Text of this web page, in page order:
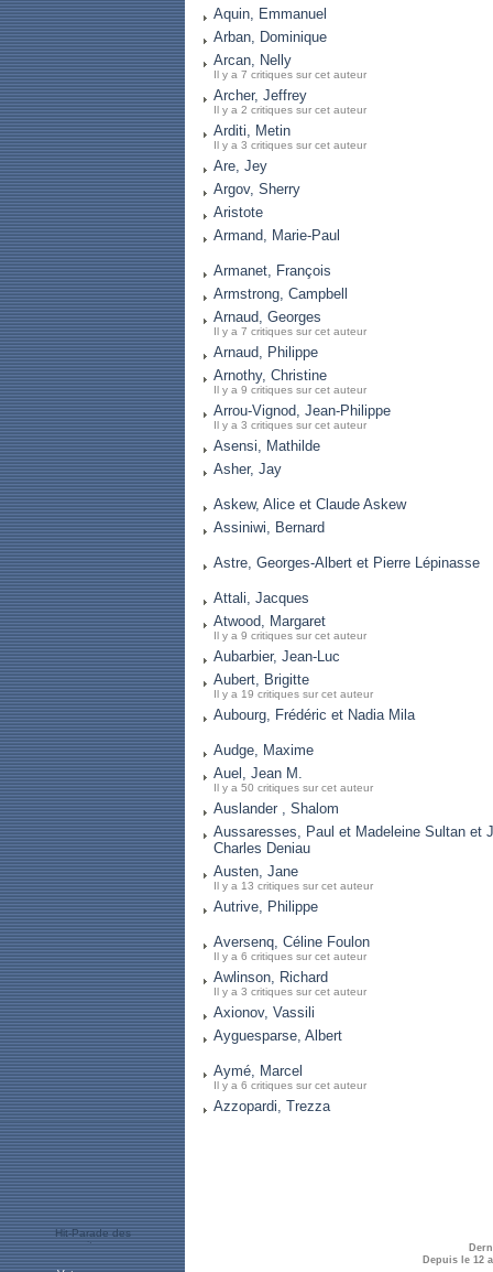
Aquin, Emmanuel
Arban, Dominique
Arcan, Nelly
Il y a 7 critiques sur cet auteur
Archer, Jeffrey
Il y a 2 critiques sur cet auteur
Arditi, Metin
Il y a 3 critiques sur cet auteur
Are, Jey
Argov, Sherry
Aristote
Armand, Marie-Paul
Armanet, François
Armstrong, Campbell
Arnaud, Georges
Il y a 7 critiques sur cet auteur
Arnaud, Philippe
Arnothy, Christine
Il y a 9 critiques sur cet auteur
Arrou-Vignod, Jean-Philippe
Il y a 3 critiques sur cet auteur
Asensi, Mathilde
Asher, Jay
Askew, Alice et Claude Askew
Assiniwi, Bernard
Astre, Georges-Albert et Pierre Lépinasse
Attali, Jacques
Atwood, Margaret
Il y a 9 critiques sur cet auteur
Aubarbier, Jean-Luc
Aubert, Brigitte
Il y a 19 critiques sur cet auteur
Aubourg, Frédéric et Nadia Mila
Audge, Maxime
Auel, Jean M.
Il y a 50 critiques sur cet auteur
Auslander , Shalom
Aussaresses, Paul et Madeleine Sultan et
Charles Deniau
Austen, Jane
Il y a 13 critiques sur cet auteur
Autrive, Philippe
Aversenq, Céline Foulon
Il y a 6 critiques sur cet auteur
Awlinson, Richard
Il y a 3 critiques sur cet auteur
Axionov, Vassili
Ayguesparse, Albert
Aymé, Marcel
Il y a 6 critiques sur cet auteur
Azzopardi, Trezza
Depuis le 12